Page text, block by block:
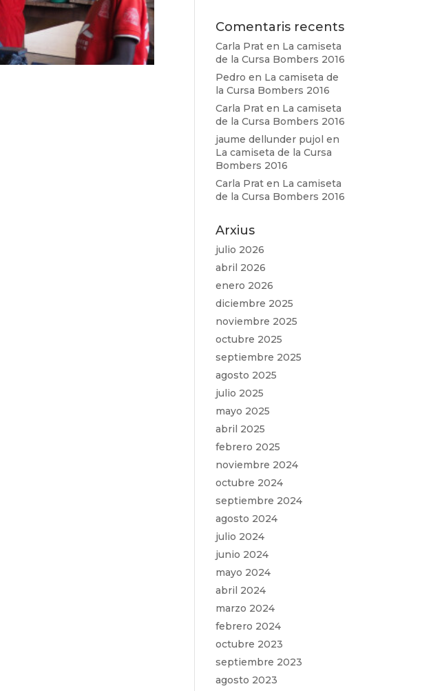
Comentaris recents
Carla Prat en La camiseta
de la Cursa Bombers 2016
Pedro en La camiseta de
la Cursa Bombers 2016
Carla Prat en La camiseta
de la Cursa Bombers 2016
jaume dellunder pujol en
La camiseta de la Cursa
Bombers 2016
Carla Prat en La camiseta
de la Cursa Bombers 2016
Arxius
julio 2026
abril 2026
enero 2026
diciembre 2025
noviembre 2025
octubre 2025
septiembre 2025
agosto 2025
julio 2025
mayo 2025
abril 2025
febrero 2025
noviembre 2024
octubre 2024
septiembre 2024
agosto 2024
julio 2024
junio 2024
mayo 2024
abril 2024
marzo 2024
febrero 2024
octubre 2023
septiembre 2023
agosto 2023